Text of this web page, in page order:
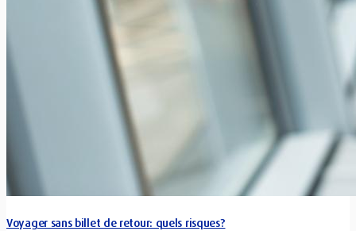
Voyager sans billet de retour: quels risques?